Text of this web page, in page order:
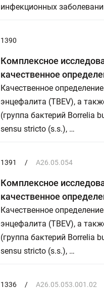
инфекционных
1390
Комплексное
качественное
Качественное
энцефалита (TBEV), а
(группа бактерий Borrelia
sensu stricto (s.s.), …
1391 / A26.05.054
Комплексное
качественное
Качественное
энцефалита (TBEV), а
(группа бактерий Borrelia
sensu stricto (s.s.), …
1336 / A26.05.053.001.02